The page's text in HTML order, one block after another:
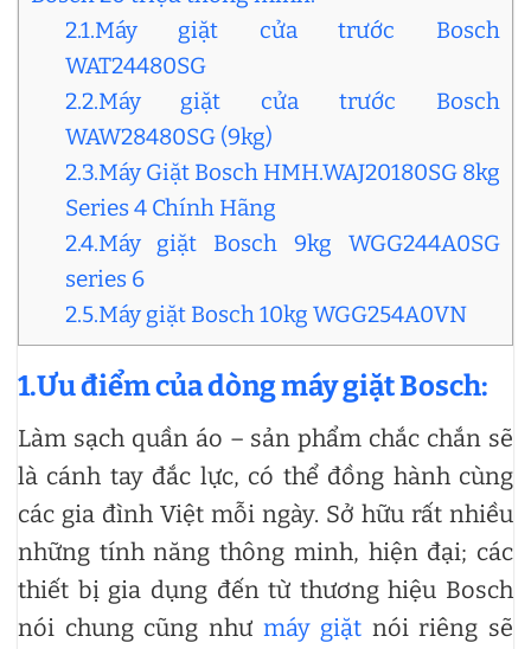
2.1.Máy giặt cửa trước Bosch
WAT24480SG
2.2.Máy giặt cửa trước Bosch
WAW28480SG (9kg)
2.3.Máy Giặt Bosch HMH.WAJ20180SG 8kg
Series 4 Chính Hãng
2.4.Máy giặt Bosch 9kg WGG244A0SG
series 6
2.5.Máy giặt Bosch 10kg WGG254A0VN
1.Ưu điểm của dòng máy giặt Bosch:
Làm sạch quần áo – sản phẩm chắc chắn sẽ
là cánh tay đắc lực, có thể đồng hành cùng
các gia đình Việt mỗi ngày. Sở hữu rất nhiều
những tính năng thông minh, hiện đại; các
thiết bị gia dụng đến từ thương hiệu Bosch
nói chung cũng như máy giặt nói riêng sẽ